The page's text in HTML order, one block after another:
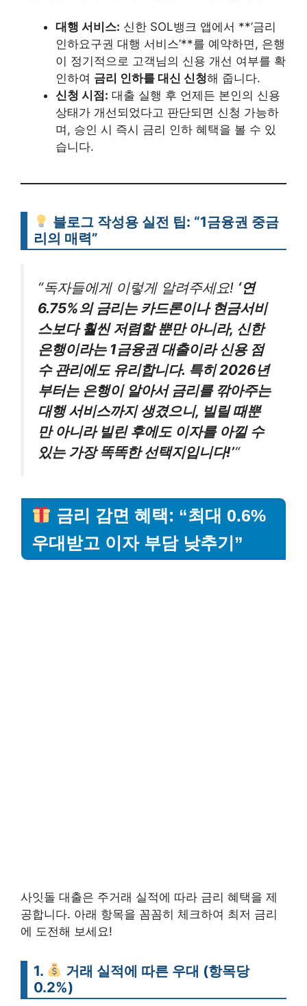
대행 서비스: 신한 SOL뱅크 앱에서 **’금리
인하요구권 대행 서비스’**를 예약하면, 은행
이 정기적으로 고객님의 신용 개선 여부를 확
인하여 금리 인하를 대신 신청해 줍니다.
신청 시점: 대출 실행 후 언제든 본인의 신용
상태가 개선되었다고 판단되면 신청 가능하
며, 승인 시 즉시 금리 인하 혜택을 볼 수 있
습니다.
블로그 작성용 실전 팁: “1금융권 중금
리의 매력”
“독자들에게 이렇게 알려주세요! ‘연
6.75%의 금리는 카드론이나 현금서비
스보다 훨씬 저렴할 뿐만 아니라, 신한
은행이라는 1금융권 대출이라 신용 점
수 관리에도 유리합니다. 특히 2026년
부터는 은행이 알아서 금리를 깎아주는
대행 서비스까지 생겼으니, 빌릴 때뿐
만 아니라 빌린 후에도 이자를 아낄 수
있는 가장 똑똑한 선택지입니다!’“
금리 감면 혜택: “최대 0.6%
우대받고 이자 부담 낮추기”
사잇돌 대출은 주거래 실적에 따라 금리 혜택을 제
공합니다. 아래 항목을 꼼꼼히 체크하여 최저 금리
에 도전해 보세요!
1.
거래 실적에 따른 우대 (항목당
0.2%)